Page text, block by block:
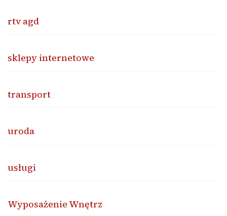
rtv agd
sklepy internetowe
transport
uroda
usługi
Wyposażenie Wnętrz